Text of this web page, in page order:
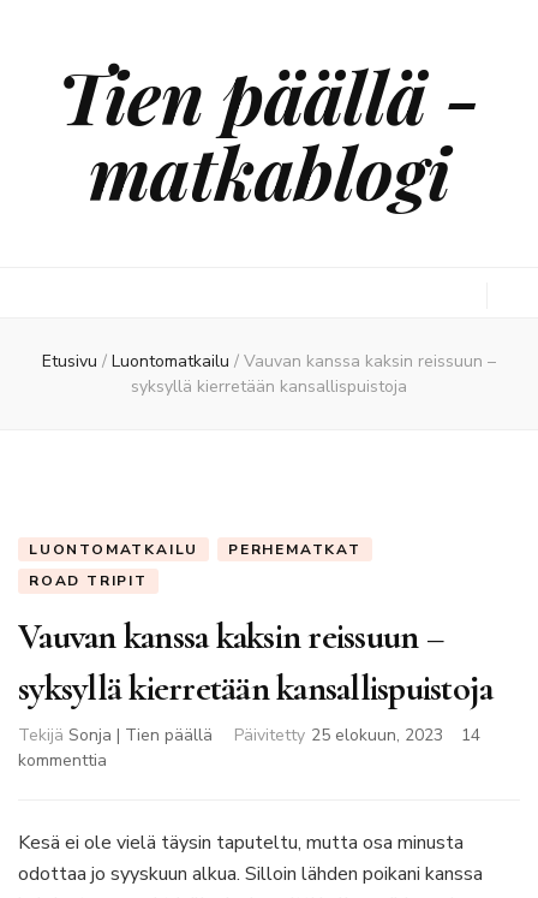
Tien päällä -
matkablogi
Etusivu / Luontomatkailu / Vauvan kanssa kaksin reissuun –
syksyllä kierretään kansallispuistoja
LUONTOMATKAILU
PERHEMATKAT
ROAD TRIPIT
Vauvan kanssa kaksin reissuun –
syksyllä kierretään kansallispuistoja
Tekijä Sonja | Tien päällä Päivitetty 25 elokuun, 2023
14
kommenttia
kaksin
–
Kesä ei ole vielä täysin taputeltu, mutta osa minusta
odottaa jo syyskuun alkua. Silloin lähden poikani kanssa